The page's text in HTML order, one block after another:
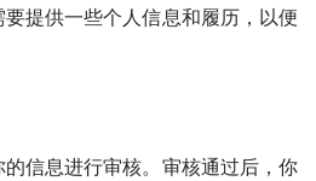
提供一些个人信息和履历，以便
信息进行审核。审核通过后，你